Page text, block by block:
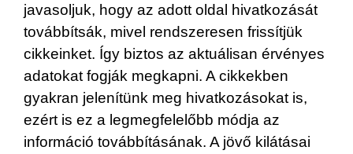
javasoljuk, hogy az adott oldal hivatkozását
továbbítsák, mivel rendszeresen frissítjük
cikkeinket. Így biztos az aktuálisan érvényes
adatokat fogják megkapni. A cikkekben
gyakran jelenítünk meg hivatkozásokat is,
ezért is ez a legmegfelelőbb módja az
információ továbbításának. A jövő kilátásai